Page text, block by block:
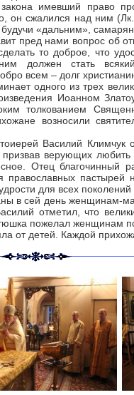
имевший право
он сжалился над ним
«дальним»,
пред нами вопрос об
то доброе, что
должен стать
всем – долг
одного из трех
Иоанном
толкованием
возносили
Василий Климчук
верующих
Отец благочинный
православных
для всех поколений
в сей день женщинам-
отметил, что
пожелал женщинам
от детей. Каждой